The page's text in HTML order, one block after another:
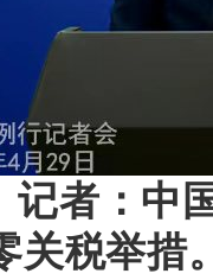
记者：中
关税举措